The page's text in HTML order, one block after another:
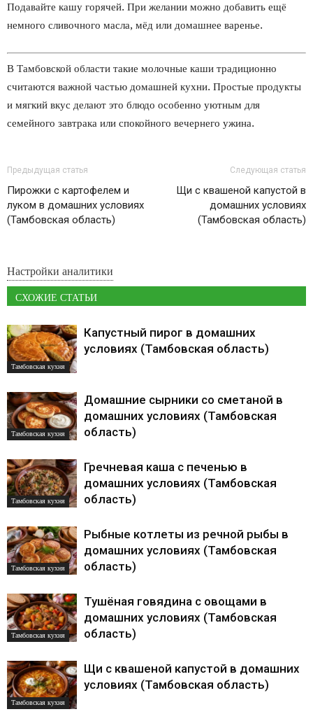
Подавайте кашу горячей. При желании можно добавить ещё
немного сливочного масла, мёд или домашнее варенье.
В Тамбовской области такие молочные каши традиционно
считаются важной частью домашней кухни. Простые продукты
и мягкий вкус делают это блюдо особенно уютным для
семейного завтрака или спокойного вечернего ужина.
Предыдущая статья
Пирожки с картофелем и
луком в домашних условиях
(Тамбовская область)
Следующая статья
Щи с квашеной капустой в
домашних условиях
(Тамбовская область)
Настройки аналитики
СХОЖИЕ СТАТЬИ
Тамбовская кухня
Капустный пирог в домашних
условиях (Тамбовская область)
Тамбовская кухня
Домашние сырники со сметаной в
домашних условиях (Тамбовская
область)
Тамбовская кухня
Гречневая каша с печенью в
домашних условиях (Тамбовская
область)
Тамбовская кухня
Рыбные котлеты из речной рыбы в
домашних условиях (Тамбовская
область)
Тамбовская кухня
Тушёная говядина с овощами в
домашних условиях (Тамбовская
область)
Тамбовская кухня
Щи с квашеной капустой в домашних
условиях (Тамбовская область)